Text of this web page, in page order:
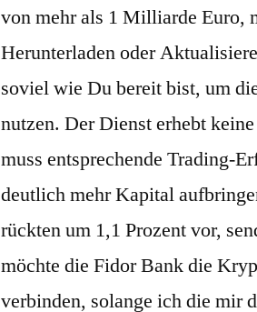
von mehr als 1 Milliarde Euro,
Herunterladen oder
soviel wie Du bereit bist, um
nutzen. Der Dienst erhebt
muss entsprechende Trading-
deutlich mehr Kapital
rückten um 1,1 Prozent vor,
möchte die Fidor Bank die
verbinden, solange ich die mir